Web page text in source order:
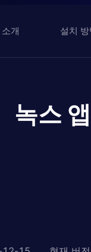
개 설치 방
녹스